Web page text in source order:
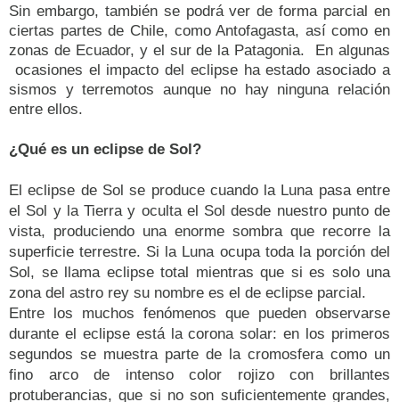
Sin embargo, también se podrá ver de forma parcial en
ciertas partes de Chile, como Antofagasta, así como en
zonas de Ecuador, y el sur de la Patagonia. En algunas
ocasiones el impacto del eclipse ha estado asociado a
sismos y terremotos aunque no hay ninguna relación
entre ellos.
¿Qué es un eclipse de Sol?
El eclipse de Sol se produce cuando la Luna pasa entre
el Sol y la Tierra y oculta el Sol desde nuestro punto de
vista, produciendo una enorme sombra que recorre la
superficie terrestre. Si la Luna ocupa toda la porción del
Sol, se llama eclipse total mientras que si es solo una
zona del astro rey su nombre es el de eclipse parcial.
Entre los muchos fenómenos que pueden observarse
durante el eclipse está la corona solar: en los primeros
segundos se muestra parte de la cromosfera como un
fino arco de intenso color rojizo con brillantes
protuberancias, que si no son suficientemente grandes,